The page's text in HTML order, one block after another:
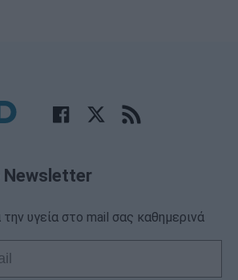
Newsletter
την υγεία στο mail σας καθημερινά